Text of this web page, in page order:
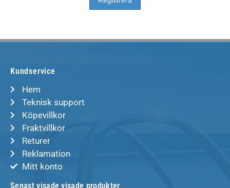
Kundservice
Hem
Teknisk support
Köpevillkor
Fraktvillkor
Returer
Reklamation
Mitt konto
Senast visade visade produkter